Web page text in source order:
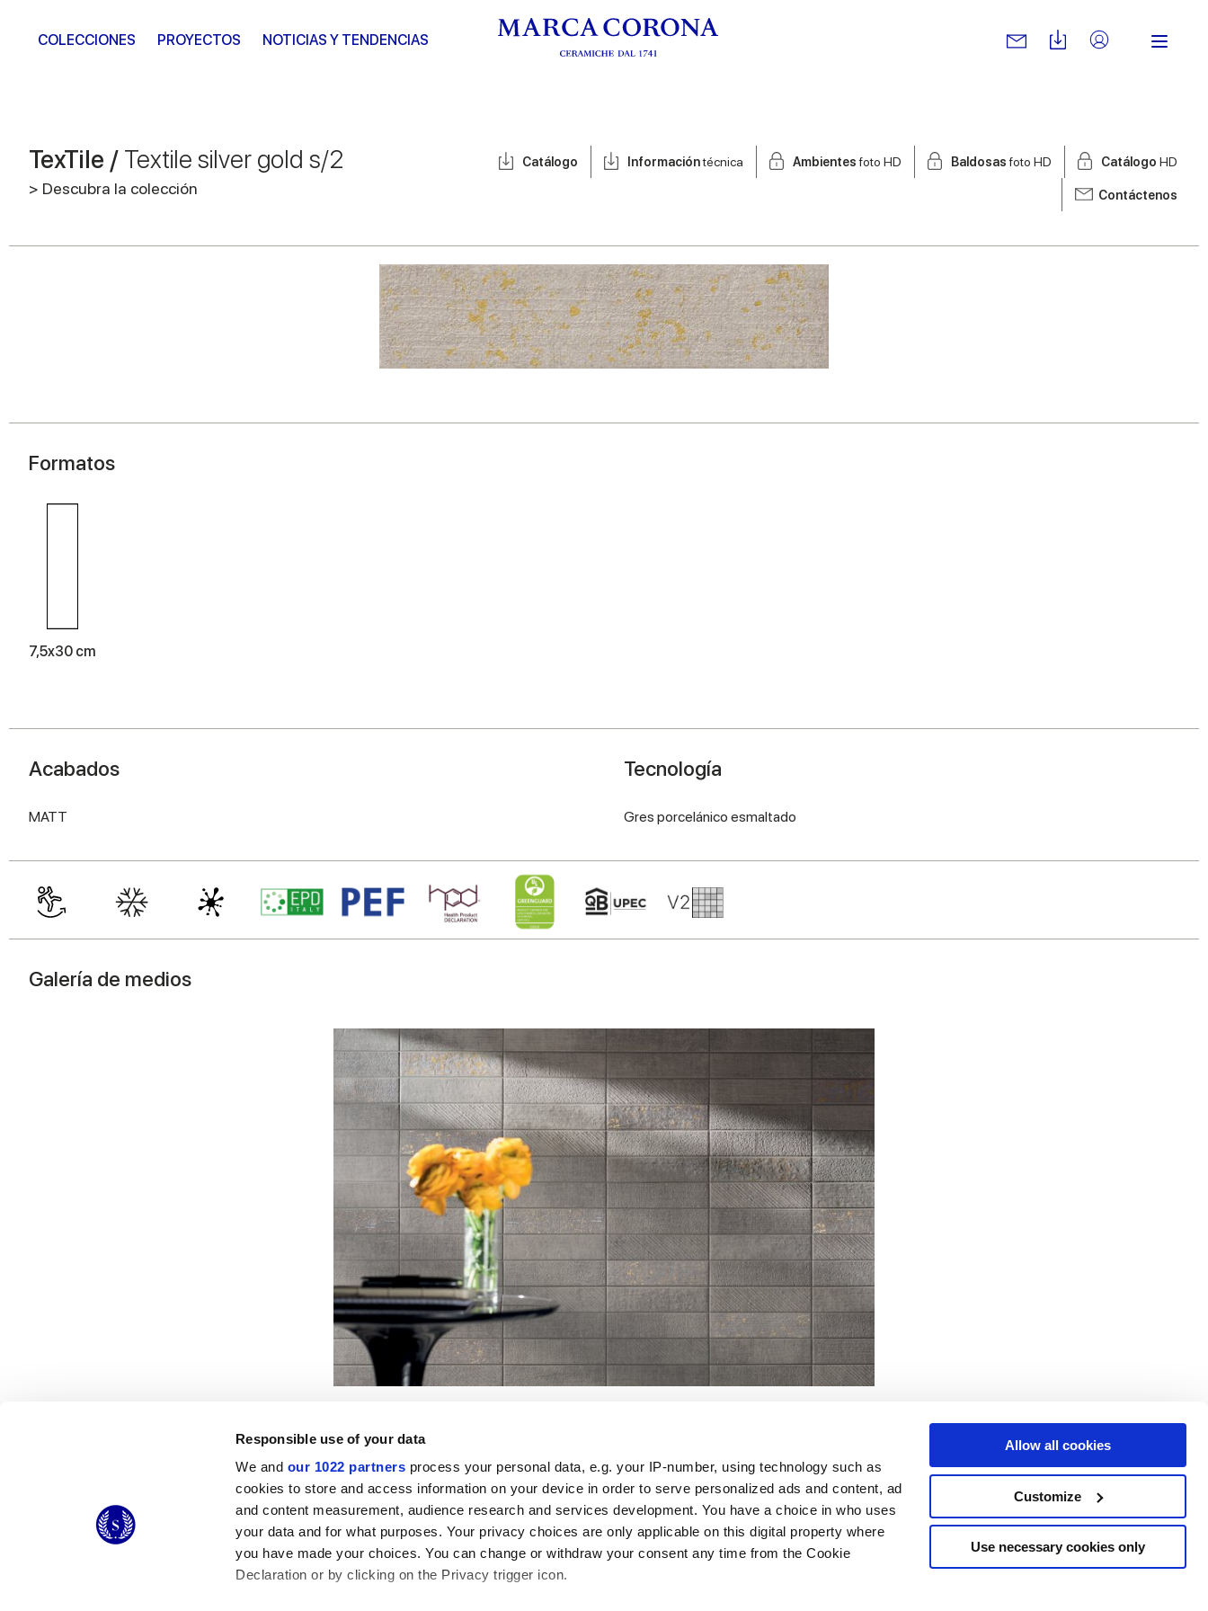
Responsible use of your data
We and our 1022 partners process your personal data, e.g. your IP-number, using technology such as
cookies to store and access information on your device in order to serve personalized ads and content, ad
and content measurement, audience research and services development. You have a choice in who uses
your data and for what purposes. Your privacy choices are only applicable on this digital property where
you have made your choices. You can change or withdraw your consent any time from the Cookie
Declaration or by clicking on the Privacy trigger icon.
Allow all cookies
Customize
Use necessary cookies only
COLECCIONES PROYECTOS NOTICIAS Y TENDENCIAS
TexTile / Textile silver gold s/2
> Descubra la colección
Catálogo Informacióntécnica Ambientesfoto HD Baldosasfoto HD Catálogo HD
Contáctenos
Formatos
7,5x30 cm
Acabados
MATT
Tecnología
Gres porcelánico esmaltado
Galería de medios
© 2026 CERAMICHE MARCA CORONA S.P.A.
Ceramiche Marca Corona
S.p.a. - P.IVA: IT00628160368
Via Emilia Romagna 7, 41049 Sassuolo (MO) Italy
Enlaces útiles
Contáctenos
Trabaja con nosotros
Área jurídica
Cookies
Servicios
Área de descargas
Síguenos en